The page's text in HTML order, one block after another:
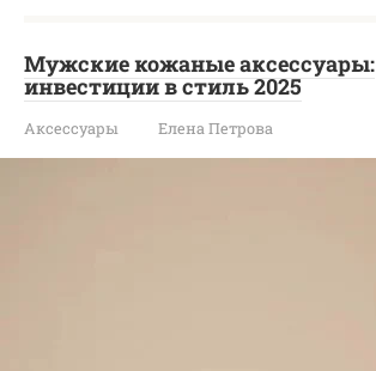
Мужские кожаные аксессуары:
инвестиции в стиль 2025
Аксессуары Елена Петрова